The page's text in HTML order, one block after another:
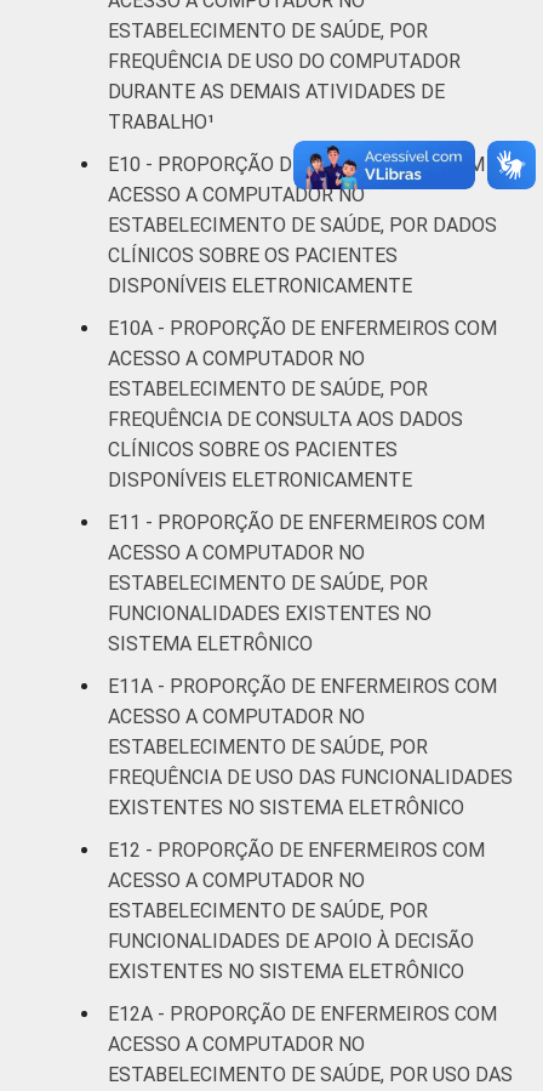
ESTABELECIMENTO DE SAÚDE, POR
FREQUÊNCIA DE USO DO COMPUTADOR
DURANTE AS DEMAIS ATIVIDADES DE
TRABALHO¹
E10 - PROPORÇÃO DE ENFERMEIROS COM
ACESSO A COMPUTADOR NO
ESTABELECIMENTO DE SAÚDE, POR DADOS
CLÍNICOS SOBRE OS PACIENTES
DISPONÍVEIS ELETRONICAMENTE
E10A - PROPORÇÃO DE ENFERMEIROS COM
ACESSO A COMPUTADOR NO
ESTABELECIMENTO DE SAÚDE, POR
FREQUÊNCIA DE CONSULTA AOS DADOS
CLÍNICOS SOBRE OS PACIENTES
DISPONÍVEIS ELETRONICAMENTE
E11 - PROPORÇÃO DE ENFERMEIROS COM
ACESSO A COMPUTADOR NO
ESTABELECIMENTO DE SAÚDE, POR
FUNCIONALIDADES EXISTENTES NO
SISTEMA ELETRÔNICO
E11A - PROPORÇÃO DE ENFERMEIROS COM
ACESSO A COMPUTADOR NO
ESTABELECIMENTO DE SAÚDE, POR
FREQUÊNCIA DE USO DAS FUNCIONALIDADES
EXISTENTES NO SISTEMA ELETRÔNICO
E12 - PROPORÇÃO DE ENFERMEIROS COM
ACESSO A COMPUTADOR NO
ESTABELECIMENTO DE SAÚDE, POR
FUNCIONALIDADES DE APOIO À DECISÃO
EXISTENTES NO SISTEMA ELETRÔNICO
E12A - PROPORÇÃO DE ENFERMEIROS COM
ACESSO A COMPUTADOR NO
ESTABELECIMENTO DE SAÚDE, POR USO DAS